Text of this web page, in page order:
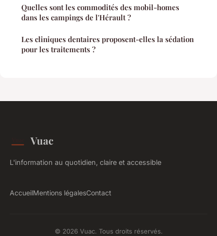
Quelles sont les commodités des mobil-homes
dans les campings de l'Hérault ?
Les cliniques dentaires proposent-elles la sédation
pour les traitements ?
Vuac
L'information au quotidien, claire et accessible
AccueilMentions légalesContact
© 2026 Vuac. Tous droits réservés.